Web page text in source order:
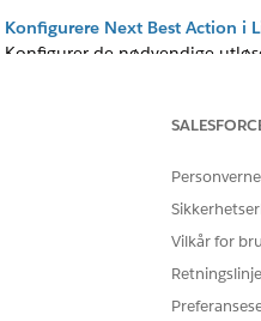
Konfigurere Next Best Action i
Konfigurer de nødvendige
Planlegg et besøk eller send
relevant, kan brukere hoppe
Konfigurer hoppeårsaker slik
bruker kan hoppe over en
Vilkår for